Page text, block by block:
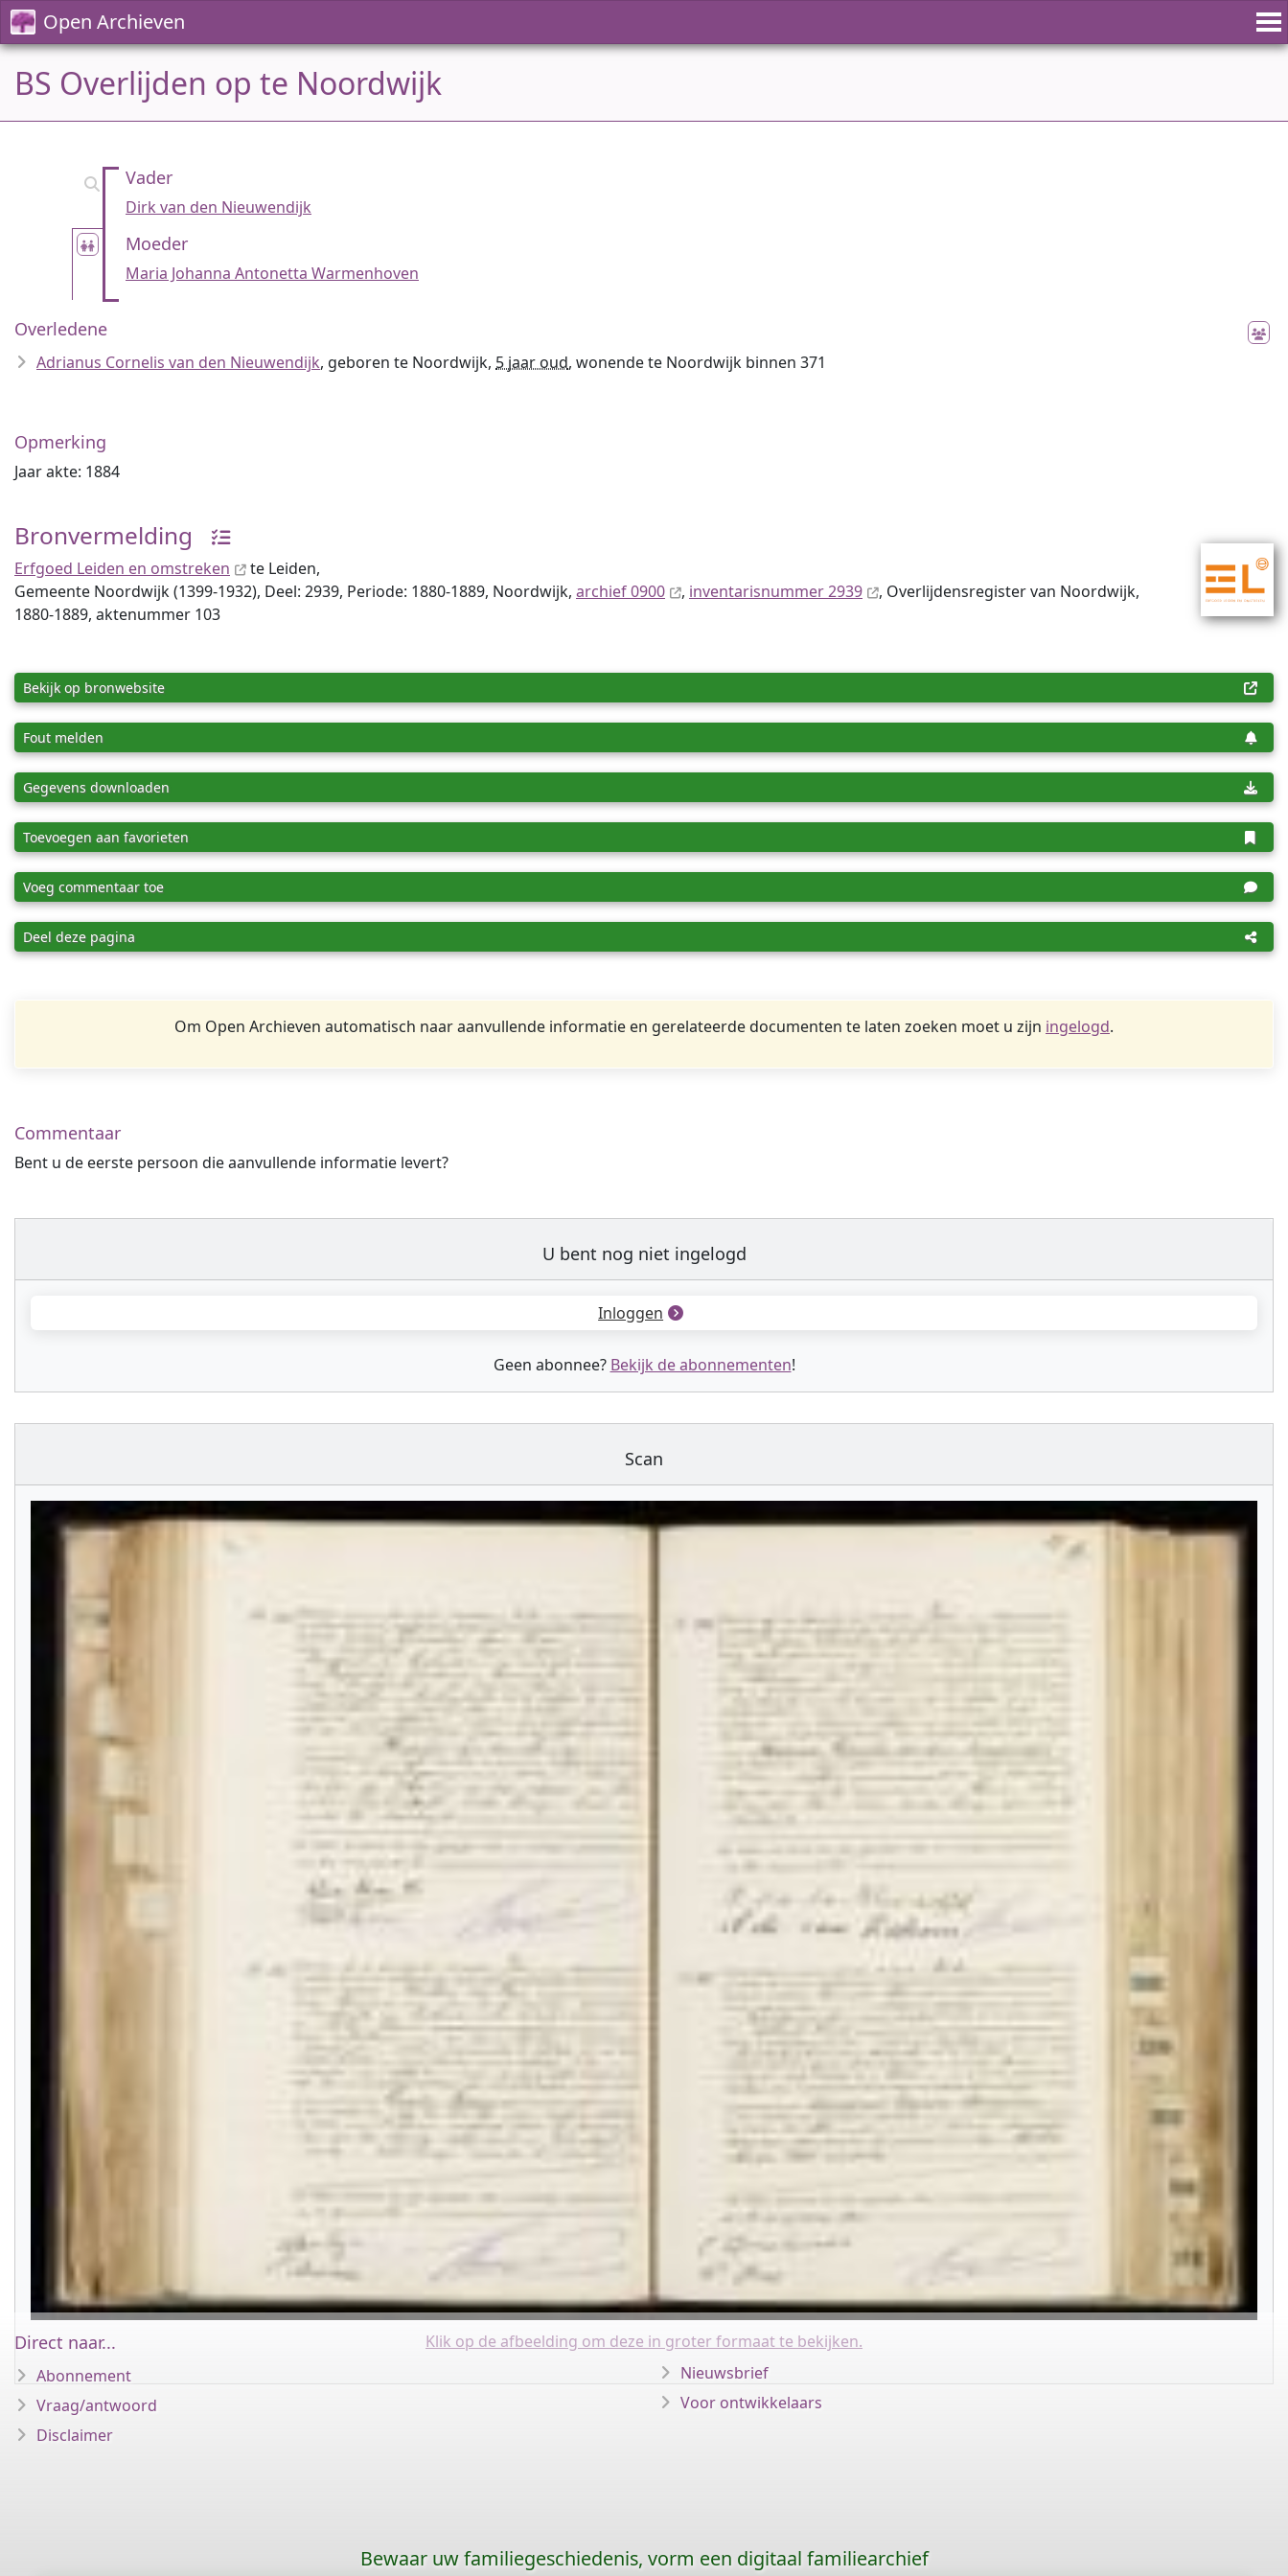
Open Archieven
BS Overlijden op te Noordwijk
Vader
Dirk van den Nieuwendijk
Moeder
Maria Johanna Antonetta Warmenhoven
Overledene
Adrianus Cornelis van den Nieuwendijk, geboren te Noordwijk, 5 jaar oud, wonende te Noordwijk binnen 371
Opmerking
Jaar akte: 1884
Bronvermelding
Erfgoed Leiden en omstreken
te Leiden,
Gemeente Noordwijk (1399-1932), Deel: 2939, Periode: 1880-1889, Noordwijk, archief 0900 , inventaris­num­mer 2939
, Overlijdensregister van Noordwijk,
1880-1889, aktenummer 103
Bekijk op bronwebsite
Fout melden
Gegevens downloaden
Toevoegen aan favorieten
Voeg commentaar toe
Deel deze pagina
Om Open Archieven automatisch naar aanvullende informatie en gerelateerde documenten te laten zoeken moet u zijn ingelogd.
Commentaar
Bent u de eerste persoon die aanvullende informatie levert?
U bent nog niet ingelogd
Inloggen
Geen abonnee? Bekijk de abonnementen!
Scan
Klik op de afbeelding om deze in groter formaat te bekijken.
Direct naar...
Abonnement
Vraag/antwoord
Disclaimer
Nieuwsbrief
Voor ontwikkelaars
Bewaar uw familiegeschiedenis, vorm een digitaal familiearchief